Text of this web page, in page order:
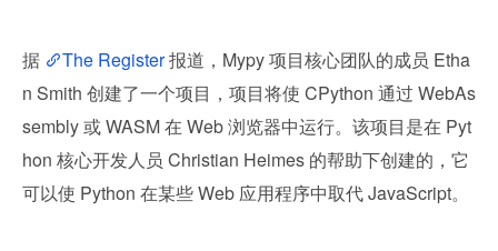
据 The Register 报道，Mypy 项目核心团队的成员 Etha
n Smith 创建了一个项目，项目将使 CPython 通过 WebAs
sembly 或 WASM 在 Web 浏览器中运行。该项目是在 Pyt
hon 核心开发人员 Christian Heimes 的帮助下创建的，它
可以使 Python 在某些 Web 应用程序中取代 JavaScript。